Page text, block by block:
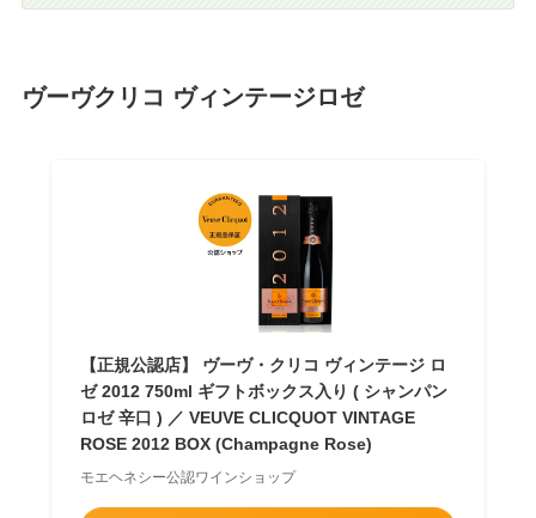
ヴーヴクリコ ヴィンテージロゼ
【正規公認店】 ヴーヴ・クリコ ヴィンテージ ロ
ゼ 2012 750ml ギフトボックス入り ( シャンパン
ロゼ 辛口 ) ／ VEUVE CLICQUOT VINTAGE
ROSE 2012 BOX (Champagne Rose)
モエヘネシー公認ワインショップ